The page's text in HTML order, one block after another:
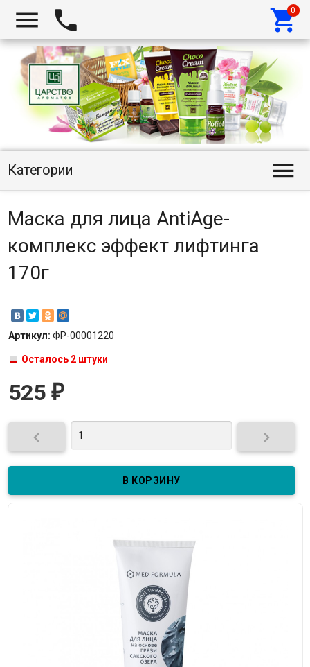
  
Категории 
Маска для лица AntiAge-
комплекс эффект лифтинга
170г
Артикул: ФР-00001220
Осталось 2 штуки
525 ₽
 